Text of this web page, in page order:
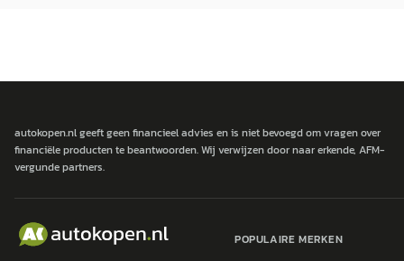
autokopen.nl geeft geen financieel advies en is niet bevoegd om vragen over
financiële producten te beantwoorden. Wij verwijzen door naar erkende, AFM-
vergunde partners.
POPULAIRE MERKEN